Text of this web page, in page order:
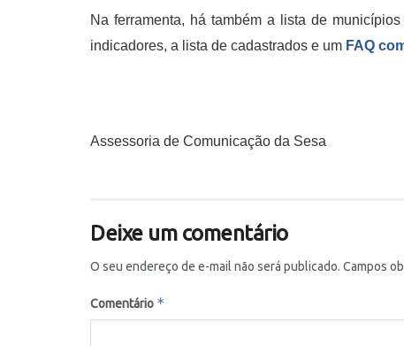
Na ferramenta, há também a lista de
indicadores, a lista de cadastrados e um FAQ
Assessoria de Comunicação da Sesa
Deixe um comentário
O seu endereço de e-mail não será publicado. Campos
Comentário *